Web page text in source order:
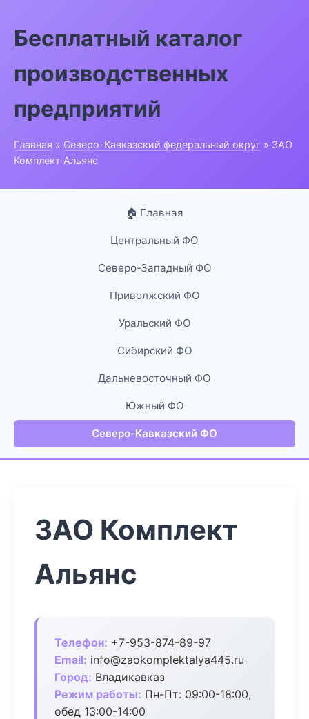
Бесплатный каталог
производственных
предприятий
Главная » Северо-Кавказский федеральный округ » ЗАО
Комплект Альянс
🏠 Главная
Центральный ФО
Северо-Западный ФО
Приволжский ФО
Уральский ФО
Сибирский ФО
Дальневосточный ФО
Южный ФО
Северо-Кавказский ФО
ЗАО Комплект
Альянс
Телефон: +7-953-874-89-97
Email: info@zaokomplektalya445.ru
Город: Владикавказ
Режим работы: Пн-Пт: 09:00-18:00,
обед 13:00-14:00